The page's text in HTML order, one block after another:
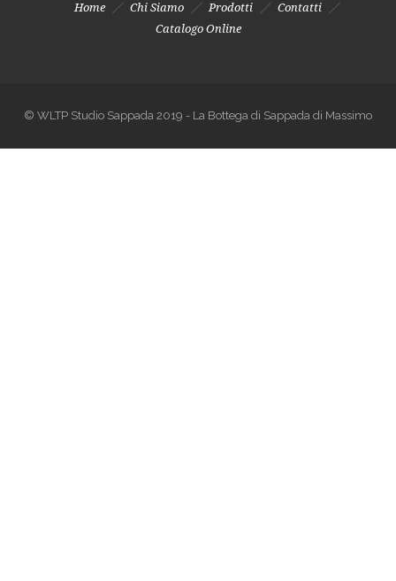
Home Chi Siamo Prodotti
Contatti
Catalogo Online
© WLTP Studio Sappada 2019 - La Bottega di Sappada di Massimo